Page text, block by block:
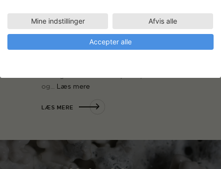
Ejlerskov arbejdet fire måneder i
Turboladen med maleri i stort format,
primært med akrylmedium og voks på
og… Læs mere
LÆS MERE
Mine indstillinger Afvis alle
Accepter alle